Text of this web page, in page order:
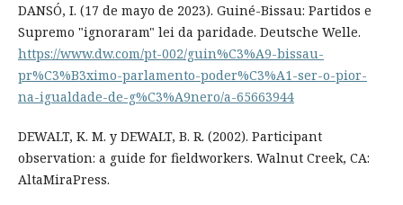
DANSÓ, I. (17 de mayo de 2023). Guiné-Bissau: Partidos e
Supremo "ignoraram" lei da paridade. Deutsche Welle.
https://www.dw.com/pt-002/guin%C3%A9-bissau-
pr%C3%B3ximo-parlamento-poder%C3%A1-ser-o-pior-
na-igualdade-de-g%C3%A9nero/a-65663944
DEWALT, K. M. y DEWALT, B. R. (2002). Participant
observation: a guide for fieldworkers. Walnut Creek, CA:
AltaMiraPress.